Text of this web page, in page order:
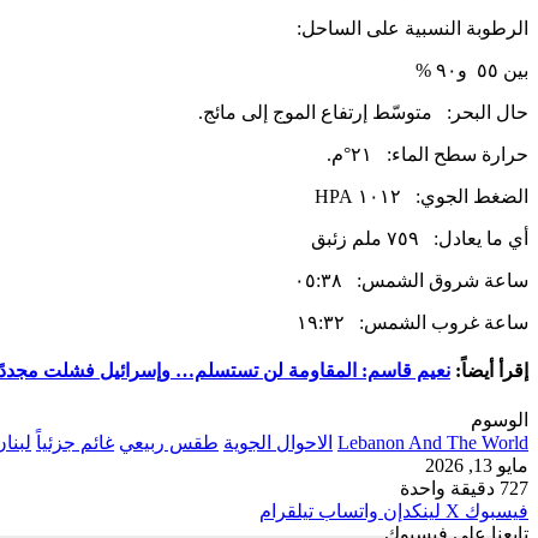
الرطوبة النسبية على الساحل:
بين ٥٥ و٩٠ %
حال البحر: متوسّط إرتفاع الموج إلى مائج.
حرارة سطح الماء: ٢١°م.
الضغط الجوي: ١٠١٢ HPA
أي ما يعادل: ٧٥٩ ملم زئبق
ساعة شروق الشمس: ٠٥:٣٨
ساعة غروب الشمس: ١٩:٣٢
إقرأ أيضاً: نعيم قاسم: المقاومة لن تستسلم… وإسرائيل فشلت
الوسوم
Lebanon And The World الاحوال الجوية طقس ربيعي غائم جزئياً
مايو 13, 2026
727 دقيقة واحدة
فيسبوك ‫X لينكدإن واتساب تيلقرام
تابعنا على فيسبوك